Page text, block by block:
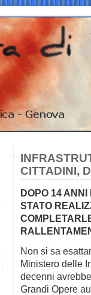
CITTADINI,
DOPO 14 ANNI
STATO
Non si sa
Ministero delle
decenni
Grandi Opere